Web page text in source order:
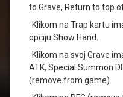
to Grave, Return to top
-Klikom na Trap kartu
opciju Show Hand.
-Klikom na svoj Grave
ATK, Special Summon
(remove from game).